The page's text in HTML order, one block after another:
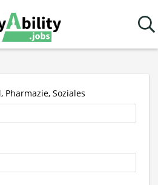
Pharmazie, Soziales